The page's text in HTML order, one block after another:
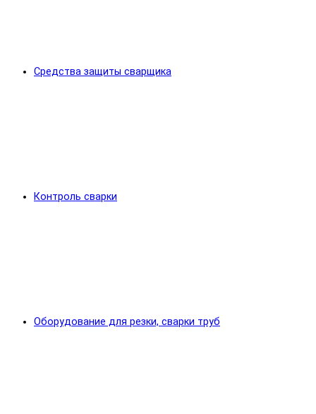
Средства защиты сварщика
Контроль сварки
Оборудование для резки, сварки труб